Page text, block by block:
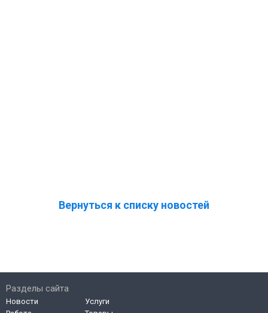
Вернуться к списку новостей
Разделы сайта
Новости
Услуги